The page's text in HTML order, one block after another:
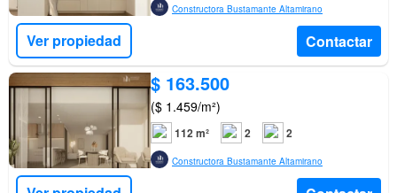
Constructora Bustamante Altamirano
Ver propiedad Contactar
$ 163.500
($ 1.459/m²)
112 m² 2 2
Constructora Bustamante Altamirano